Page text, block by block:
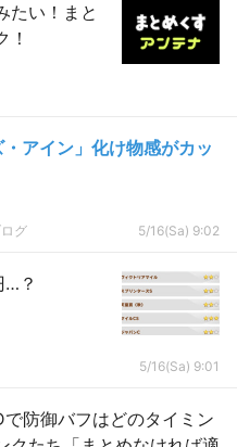
たい！まと
！
アイン」化け物感がカッ
グ 5/16(Sa) 9:02
…？
5/16(Sa) 9:01
で防御バフはどのタイミン